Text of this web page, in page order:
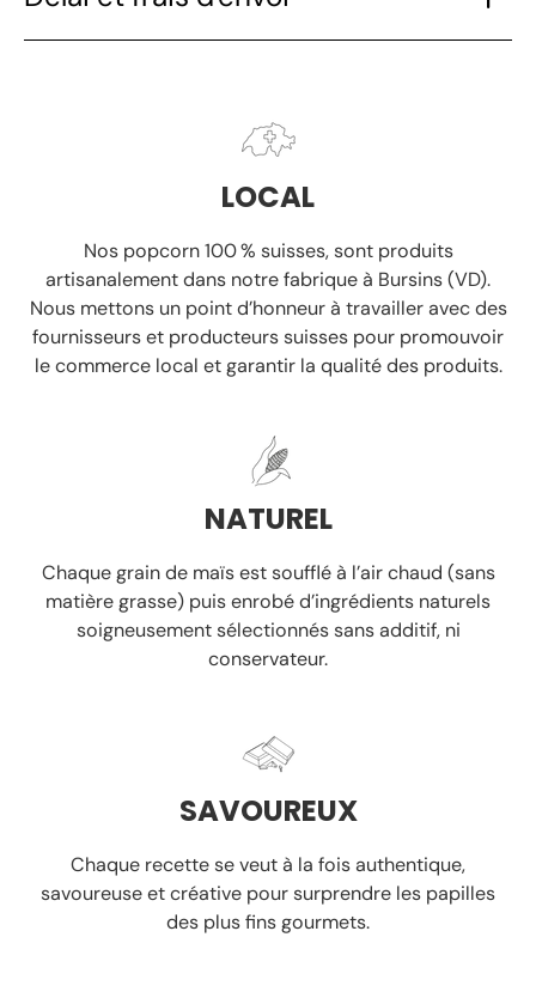
LOCAL
Nos popcorn 100 % suisses, sont produits
artisanalementdans notre fabrique à Bursins (VD).
Nous mettons un point d’honneur à travailler avec des
fournisseurs et producteurs suisses pour promouvoir
le commerce local et garantir la qualité des produits.
NATUREL
Chaque grain de maïs est soufflé à l’air chaud (sans
matière grasse) puis enrobé d’ingrédients naturels
soigneusement sélectionnéssans additif, ni
conservateur.
SAVOUREUX
Chaque recette se veut à la fois authentique,
savoureuse et créative pour surprendre les papilles
des plus fins gourmets.